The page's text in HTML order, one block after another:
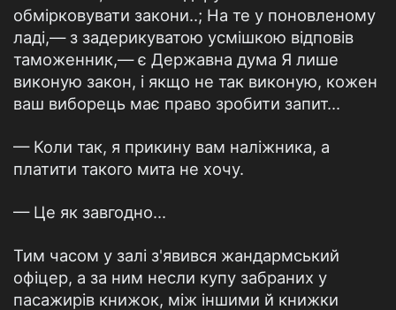
обмірковувати закони..; На те у поновленому
ладі,— з задерикуватою усмішкою відповів
таможенник,— є Державна дума Я лише
виконую закон, і якщо не так виконую, кожен
ваш виборець має право зробити запит...
— Коли так, я прикину вам наліжника, а
платити такого мита не хочу.
— Це як завгодно...
Тим часом у залі з'явився жандармський
офіцер, а за ним несли купу забраних у
пасажирів книжок, між іншими й книжки